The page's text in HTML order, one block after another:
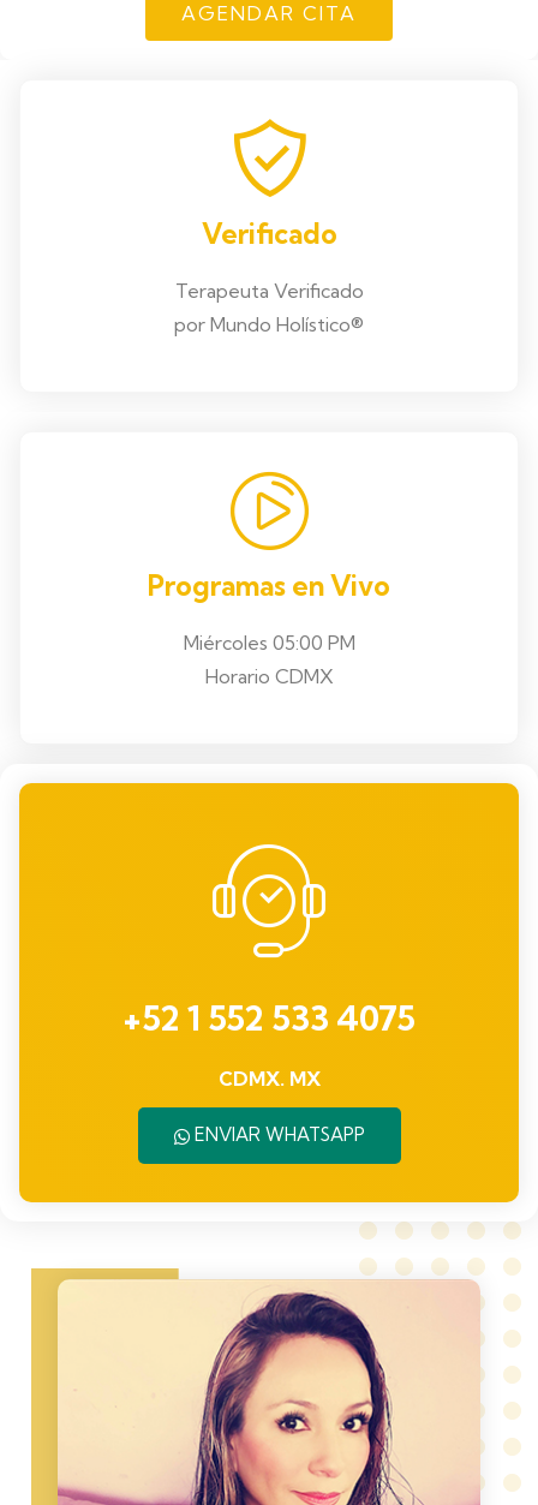
AGENDAR CITA
Verificado
Terapeuta Verificado
por Mundo Holístico®
Programas en Vivo
Miércoles 05:00 PM
Horario CDMX
+52 1 552 533 4075
CDMX. MX
ENVIAR WHATSAPP